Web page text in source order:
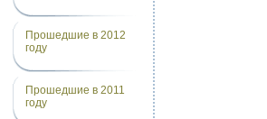
Прошедшие в 2012
году
Прошедшие в 2011
году